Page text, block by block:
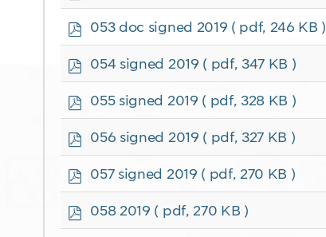
p
053 doc signed 2019 ( pdf, 246 KB )
p
054 signed 2019 ( pdf, 347 KB )
p
055 signed 2019 ( pdf, 328 KB )
p
056 signed 2019 ( pdf, 327 KB )
p
057 signed 2019 ( pdf, 270 KB )
p
058 2019 ( pdf, 270 KB )